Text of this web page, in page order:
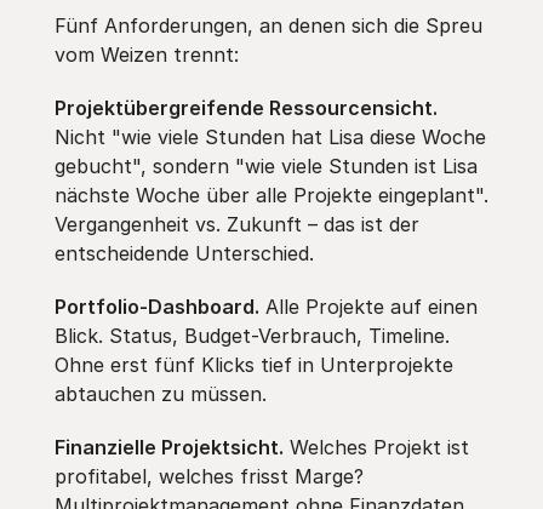
Fünf Anforderungen, an denen sich die Spreu
vom Weizen trennt:
Projektübergreifende Ressourcensicht.
Nicht "wie viele Stunden hat Lisa diese Woche
gebucht", sondern "wie viele Stunden ist Lisa
nächste Woche über alle Projekte eingeplant".
Vergangenheit vs. Zukunft – das ist der
entscheidende Unterschied.
Portfolio-Dashboard. Alle Projekte auf einen
Blick. Status, Budget-Verbrauch, Timeline.
Ohne erst fünf Klicks tief in Unterprojekte
abtauchen zu müssen.
Finanzielle Projektsicht. Welches Projekt ist
profitabel, welches frisst Marge?